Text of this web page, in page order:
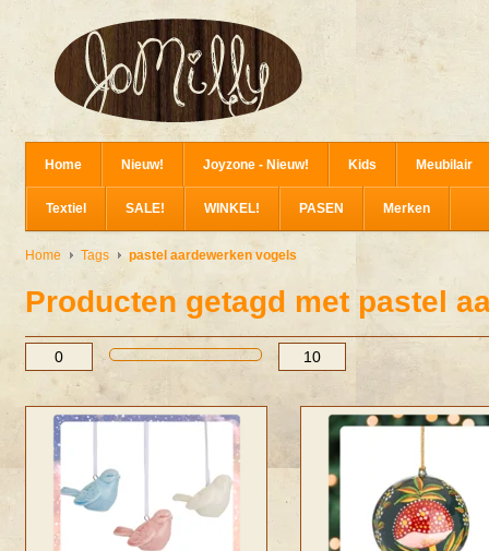
Home Nieuw! Joyzone - Nieuw! Kids Meubilair
Textiel SALE! WINKEL! PASEN Merken
Home Tags pastel aardewerken vogels
Producten getagd met pastel